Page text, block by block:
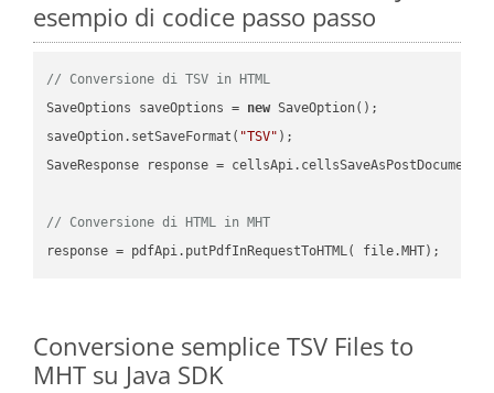
esempio di codice passo passo
// Conversione di TSV in HTML
SaveOptions saveOptions = new SaveOption();
saveOption.setSaveFormat( "TSV" );
SaveResponse response =
// Conversione di HTML in MHT
Conversione semplice TSV Files to
MHT su Java SDK